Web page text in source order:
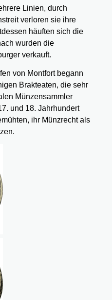
Linien, durch
verloren sie ihre
häuften sich die
wurden die
verkauft.
von Montfort begann
Brakteaten, die sehr
Münzensammler
und 18. Jahrhundert
ihr Münzrecht als